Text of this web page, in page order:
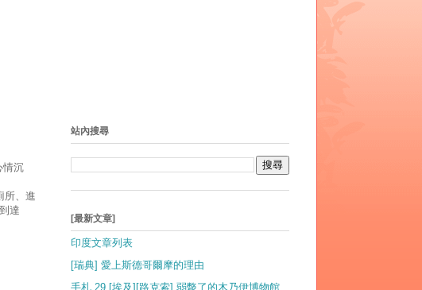
情沉
所、進
達
站內搜尋
[最新文章]
印度文章列表
[瑞典] 愛上斯德哥爾摩的理由
手札 29 [埃及][路克索] 弱斃了的木乃伊博物館